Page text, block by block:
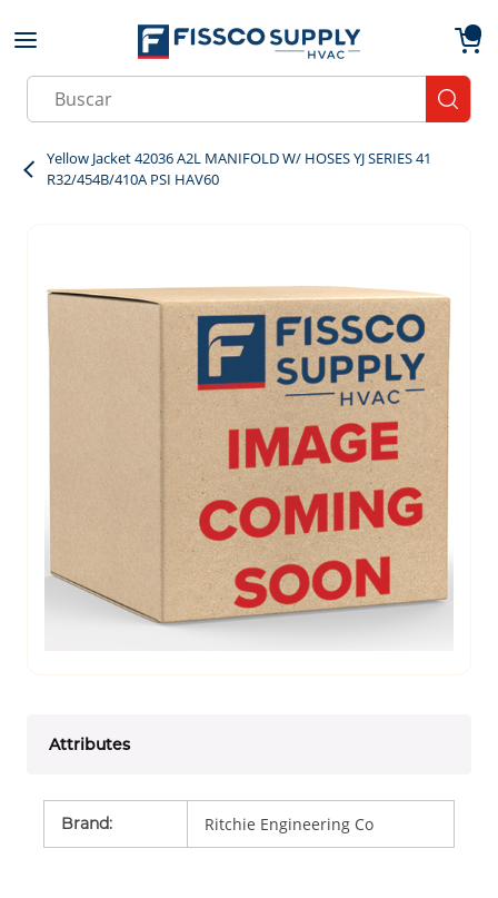
Skip to main content
Site Search
Yellow Jacket 42036 A2L MANIFOLD W/ HOSES YJ SERIES 41
R32/454B/410A PSI HAV60
Attributes
Brand: Ritchie Engineering Co